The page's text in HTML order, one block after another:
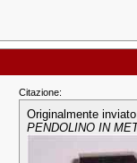
Citazione:
Originalmente
PENDOLINO IN